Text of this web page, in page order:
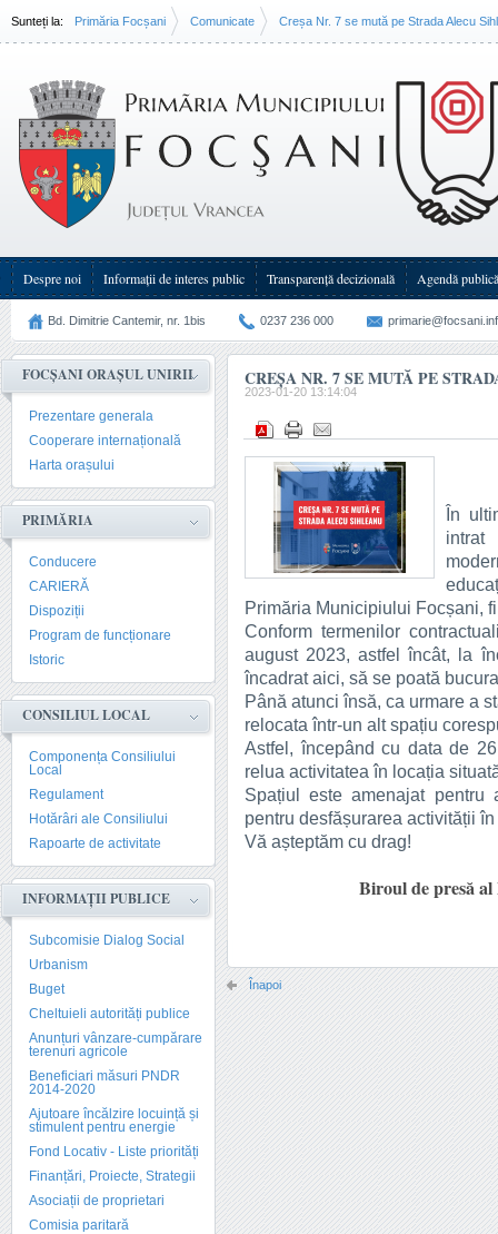
Sunteți la: Primăria Focșani Comunicate Creșa Nr. 7 se mută pe Strada Alecu
Despre noi Informații de interes public Transparenţă decizională Agendă publică
Bd. Dimitrie Cantemir, nr. 1bis 0237 236 000
FOCȘANI ORAȘUL UNIRII
Prezentare generala
Cooperare internațională
Harta orașului
PRIMĂRIA
Conducere
CARIERĂ
Dispoziții
Program de funcționare
Istoric
CONSILIUL LOCAL
Componența Consiliului
Local
Regulament
Hotărâri ale Consiliului
Rapoarte de activitate
INFORMAȚII PUBLICE
Subcomisie Dialog Social
Urbanism
Buget
Cheltuieli autorități publice
Anunțuri vânzare-cumpărare
terenuri agricole
Beneficiari măsuri PNDR
2014-2020
Ajutoare încălzire locuință și
stimulent pentru energie
Fond Locativ - Liste priorități
Finanțări, Proiecte, Strategii
Asociații de proprietari
Comisia paritară
CREȘA NR. 7 SE MUTĂ PE
2023-01-20 13:14:04
În
Primăria Municipiului Focșani,
Conform termenilor
august 2023, astfel încât, la
încadrat aici, să se poată
Până atunci însă, ca urmare a
relocata într-un alt spațiu
Astfel, începând cu data de
relua activitatea în locația
Spațiul este amenajat pentru
pentru desfășurarea activității
Vă așteptăm cu drag!
Biroul de presă
Înapoi